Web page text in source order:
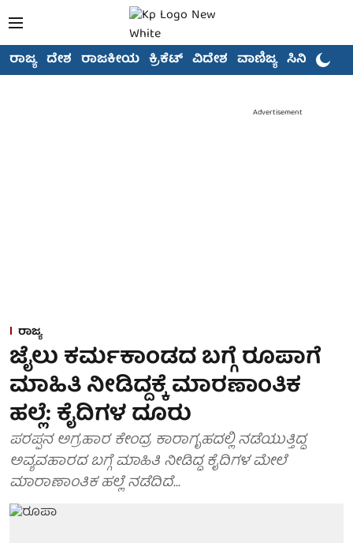
ರಾಜ್ಯ ದೇಶ ರಾಜಕೀಯ ಕ್ರಿಕೆಟ್ ವಿದೇಶ ವಾಣಿಜ್ಯ ಸಿನಿಮಾ
Advertisement
ರಾಜ್ಯ
ಜೈಲು ಕರ್ಮಕಾಂಡದ ಬಗ್ಗೆ ರೂಪಾಗೆ
ಮಾಹಿತಿ ನೀಡಿದ್ದಕ್ಕೆ ಮಾರಣಾಂತಿಕ
ಹಲ್ಲೆ: ಕೈದಿಗಳ ದೂರು
ಪರಪ್ಪನ ಅಗ್ರಹಾರ ಕೇಂದ್ರ ಕಾರಾಗೃಹದಲ್ಲಿ ನಡೆಯುತ್ತಿದ್ದ
ಅವ್ಯವಹಾರದ ಬಗ್ಗೆ ಮಾಹಿತಿ ನೀಡಿದ್ದ ಕೈದಿಗಳ ಮೇಲೆ
ಮಾರಾಣಾಂತಿಕ ಹಲ್ಲೆ ನಡೆದಿದೆ...